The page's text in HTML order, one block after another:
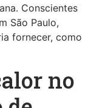
Conscientes
São Paulo,
fornecer, como
no